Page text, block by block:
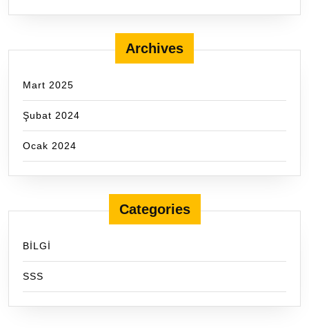
Archives
Mart 2025
Şubat 2024
Ocak 2024
Categories
BİLGİ
SSS